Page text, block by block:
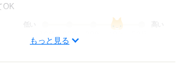
OK
低い
もっと見る